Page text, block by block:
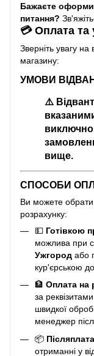
Бажаєте
питання?
💳 Оплата та
Зверніть увагу
магазину:
УМОВИ
⚠️
вище.
СПОСОБИ
Ви можете обрати
розрахунку:
💵 Готівкою
можлива при
Ужгород або
кур'єрською
🏦 Оплата на
за
швидкої
менеджер
📦
отриманні у